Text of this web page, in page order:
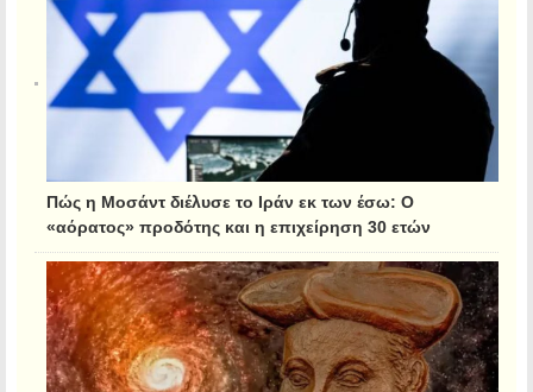
Πώς η Μοσάντ διέλυσε το Ιράν εκ των έσω: Ο
«αόρατος» προδότης και η επιχείρηση 30 ετών